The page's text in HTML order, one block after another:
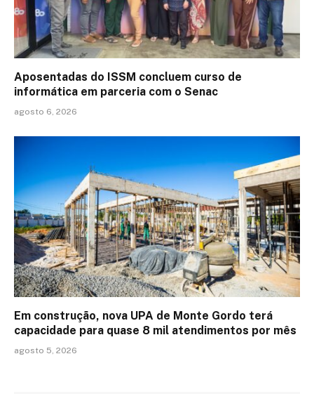
Aposentadas do ISSM concluem curso de
informática em parceria com o Senac
agosto 6, 2026
Em construção, nova UPA de Monte Gordo terá
capacidade para quase 8 mil atendimentos por mês
agosto 5, 2026